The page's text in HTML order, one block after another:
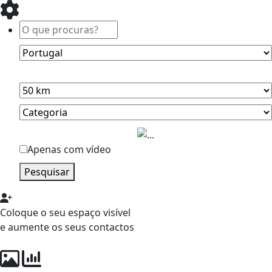
Apenas com vídeo
Pesquisar
Coloque o seu espaço visível
e aumente os seus contactos